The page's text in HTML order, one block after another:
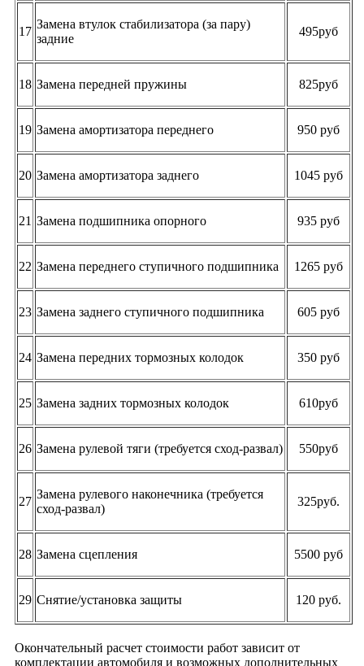
17
Замена втулок стабилизатора (за пару)
задние
495руб
18 Замена передней пружины 825руб
19 Замена амортизатора переднего 950 руб
20 Замена амортизатора заднего 1045 руб
21 Замена подшипника опорного 935 руб
22 Замена переднего ступичного подшипника 1265 руб
23 Замена заднего ступичного подшипника 605 руб
24 Замена передних тормозных колодок 350 руб
25 Замена задних тормозных колодок 610руб
26 Замена рулевой тяги (требуется сход-развал) 550руб
27
Замена рулевого наконечника (требуется
сход-развал)
325руб.
28 Замена сцепления 5500 руб
29 Снятие/установка защиты 120 руб.
Окончательный расчет стоимости работ зависит от
комплектации автомобиля и возможных дополнительных